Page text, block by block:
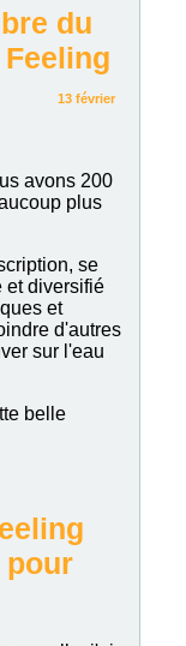
du
13 février
avons 200
plus
se
et diversifié
et
d'autres
sur l'eau
belle
pour